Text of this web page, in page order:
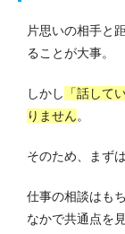
片思いの相手と
ることが大事。
しかし
「話して
りません。
そのため、まず
仕事の相談はも
なかで共通点を